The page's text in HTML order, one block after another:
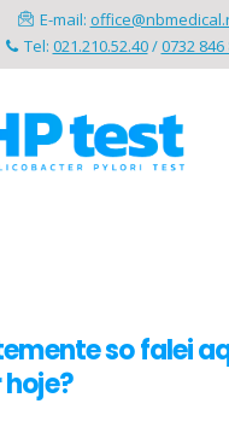
E-mail:
Tel: 021.210.52.40/0732 846
so falei